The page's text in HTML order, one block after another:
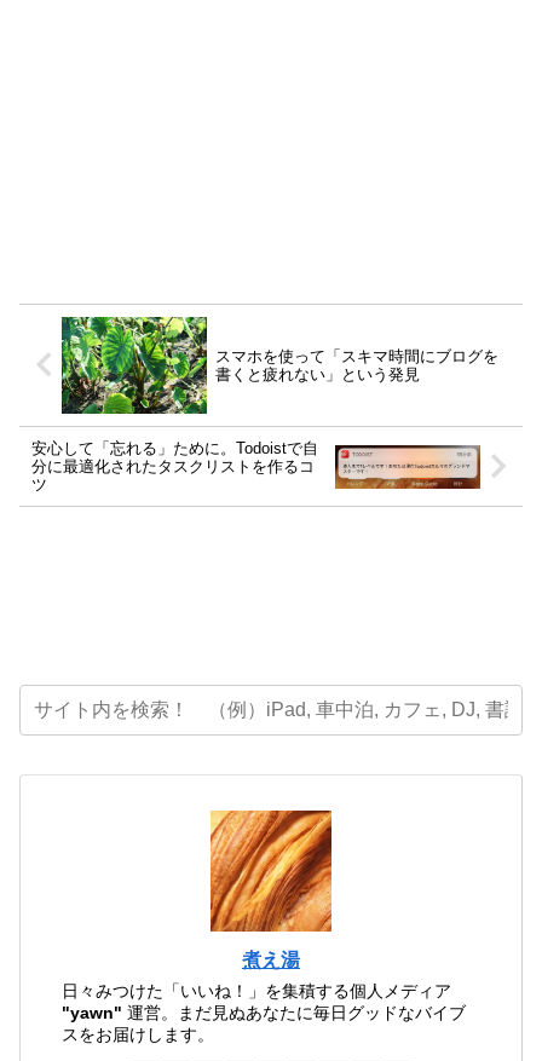
スマホを使って「スキマ時間にブログを
書くと疲れない」という発見
安心して「忘れる」ために。Todoistで自
分に最適化されたタスクリストを作るコ
ツ
煮え湯
日々みつけた「いいね！」を集積する個人メディア
"yawn" 運営。まだ見ぬあなたに毎日グッドなバイブ
スをお届けします。